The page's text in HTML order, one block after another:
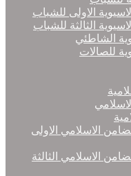
الاولى للشباب
الثالثة للشباب
الشاطئي
للصالات
الاسلامي الاولى
الاسلامي الثالثة